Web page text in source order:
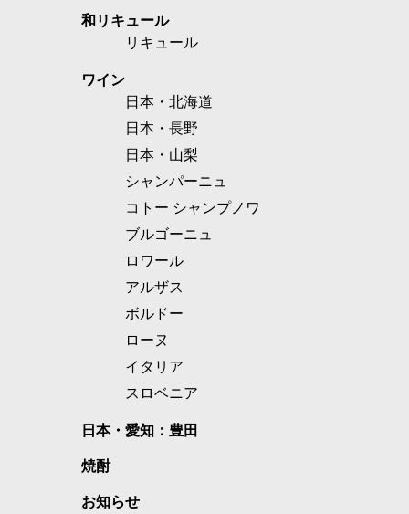
和リキュール
リキュール
ワイン
日本・北海道
日本・長野
日本・山梨
シャンパーニュ
コトー シャンプノワ
ブルゴーニュ
ロワール
アルザス
ボルドー
ローヌ
イタリア
スロベニア
日本・愛知：豊田
焼酎
お知らせ